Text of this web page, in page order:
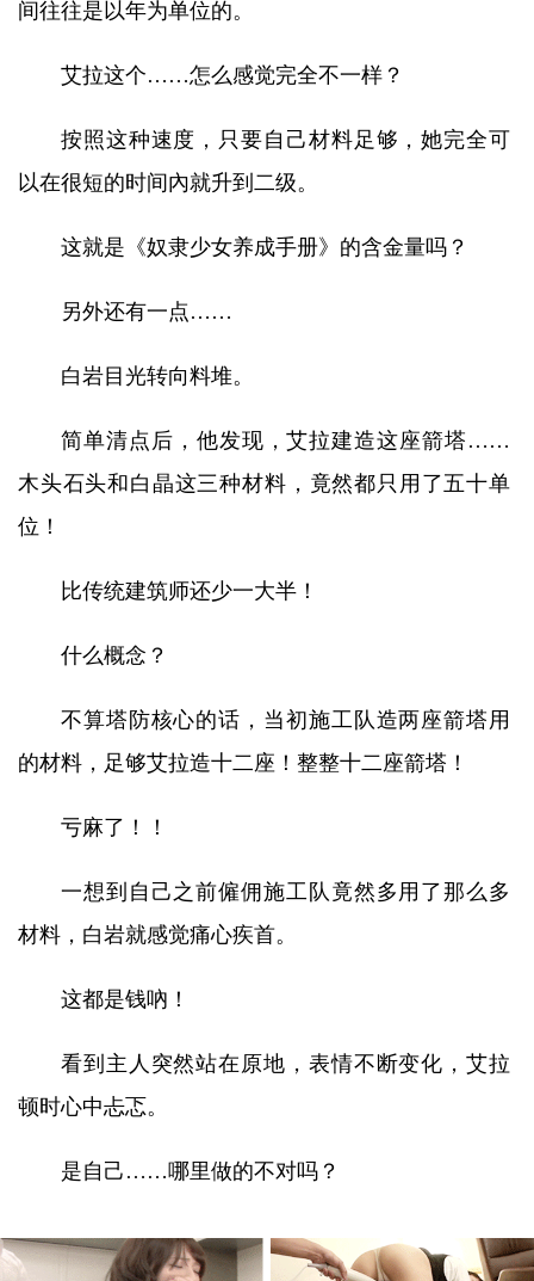
间往往是以年为单位的。
艾拉这个……怎么感觉完全不一样？
按照这种速度，只要自己材料足够，她完全可
以在很短的时间內就升到二级。
这就是《奴隶少女养成手册》的含金量吗？
另外还有一点……
白岩目光转向料堆。
简单清点后，他发现，艾拉建造这座箭塔……
木头石头和白晶这三种材料，竟然都只用了五十单
位！
比传统建筑师还少一大半！
什么概念？
不算塔防核心的话，当初施工队造两座箭塔用
的材料，足够艾拉造十二座！整整十二座箭塔！
亏麻了！！
一想到自己之前僱佣施工队竟然多用了那么多
材料，白岩就感觉痛心疾首。
这都是钱吶！
看到主人突然站在原地，表情不断变化，艾拉
顿时心中忐忑。
是自己……哪里做的不对吗？